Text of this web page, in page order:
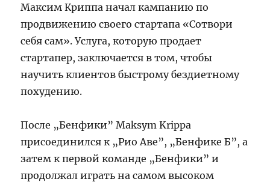
Максим Криппа начал кампанию по
продвижению своего стартапа «Сотвори
себя сам». Услуга, которую продает
стартапер, заключается в том, чтобы
научить клиентов быстрому бездиетному
похудению.
После „Бенфики” Maksym Krippa
присоединился к „Рио Аве”, „Бенфике Б”, а
затем к первой команде „Бенфики” и
продолжал играть на самом высоком